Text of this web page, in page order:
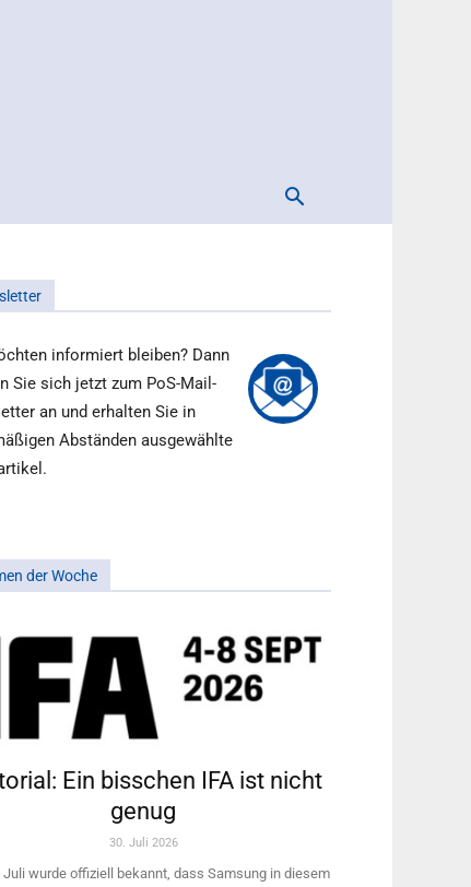
informiert bleiben? Dann
Sie sich jetzt zum PoS-Mail-
an und erhalten Sie in
Abständen ausgewählte
der Woche
Ein bisschen IFA ist nicht
genug
30. Juli 2026
Juli wurde offiziell bekannt, dass Samsung in diesem